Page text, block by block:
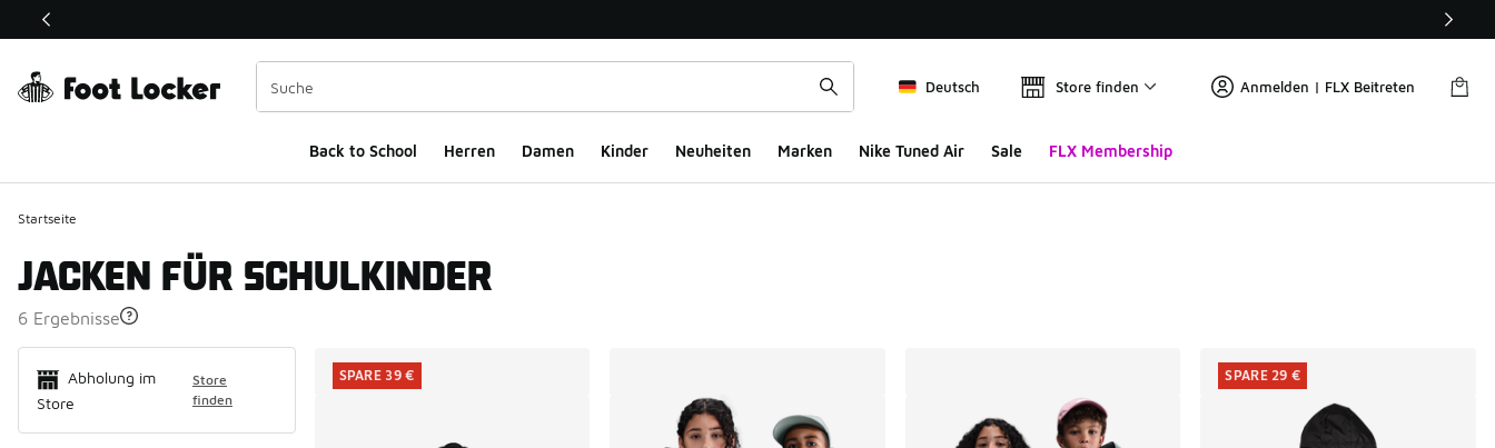
Dieser Link öffnet sich in einem neuen Fenster
Deutsch Store finden Anmelden | FLX Beitreten
Back to School Herren Damen Kinder Neuheiten Marken Nike Tuned Air Sale FLX Membership
Startseite
JACKEN FÜR SCHULKINDER
6 Ergebnisse
Abholung im
Store
Store
finden
Search Results
SPARE 39 € SPARE 29 €